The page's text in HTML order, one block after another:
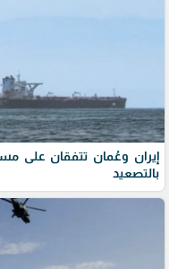
إيران وعُمان تتفقان على
بالتصعيد